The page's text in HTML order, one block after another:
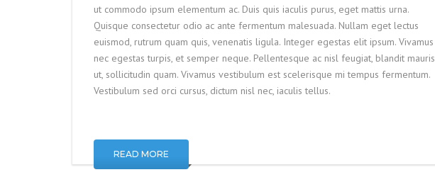
ut commodo ipsum elementum ac. Duis quis iaculis purus, eget mattis urna.
Quisque consectetur odio ac ante fermentum malesuada. Nullam eget lectus
euismod, rutrum quam quis, venenatis ligula. Integer egestas elit ipsum. Vivamus
nec egestas turpis, et semper neque. Pellentesque ac nisl feugiat, blandit mauris
ut, sollicitudin quam. Vivamus vestibulum est scelerisque mi tempus fermentum.
Vestibulum sed orci cursus, dictum nisl nec, iaculis tellus.
READ MORE